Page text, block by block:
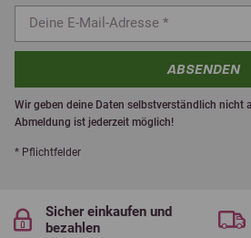
ABSENDEN
Wir geben deine Daten selbstverständlich nicht
Abmeldung ist jederzeit möglich!
* Pflichtfelder
Sicher einkaufen und
bezahlen